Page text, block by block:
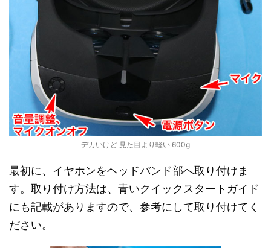
デカいけど 見た目より軽い 600g
最初に、イヤホンをヘッドバンド部へ取り付けま
す。取り付け方法は、青いクイックスタートガイド
にも記載がありますので、参考にして取り付けてく
ださい。